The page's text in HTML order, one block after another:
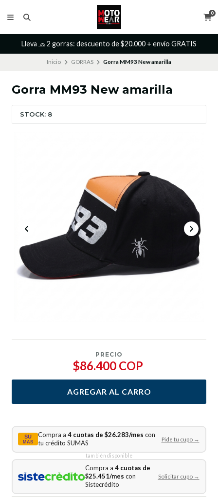
0
Lleva 🧢 2 gorras: descuento de $20.000 + envío GRATIS
Inicio GORRAS Gorra MM93 New amarilla
Gorra MM93 New amarilla
STOCK: 8
PRECIO
$86.400 COP
AGREGAR AL CARRO
SU
MAS
Compra a4 cuotas de $26.283/mes con
tu crédito SUMAS
Pide tu cupo →
también disponible
Compra a 4 cuotas de
$25.451/mes con
Sistecrédito
Solicitar cupo →